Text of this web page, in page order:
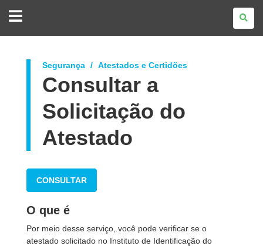
DO
Segurança Atestados e Certidões
Consultar a
Solicitação do
Atestado
CONSULTAR
O que é
Por meio desse serviço, você pode verificar se o
atestado solicitado no Instituto de Identificação do